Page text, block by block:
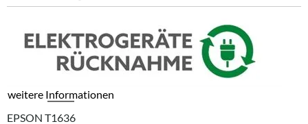
weitere Informationen
EPSON T1636